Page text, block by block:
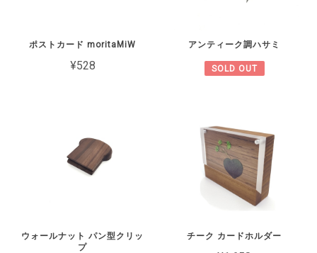
ポストカード moritaMiW
¥528
アンティーク調ハサミ
SOLD OUT
ウォールナット パン型クリッ
プ
チーク カードホルダー